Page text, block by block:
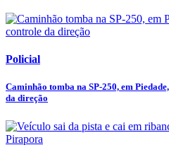
Policial
Caminhão tomba na SP-250, em
da direção